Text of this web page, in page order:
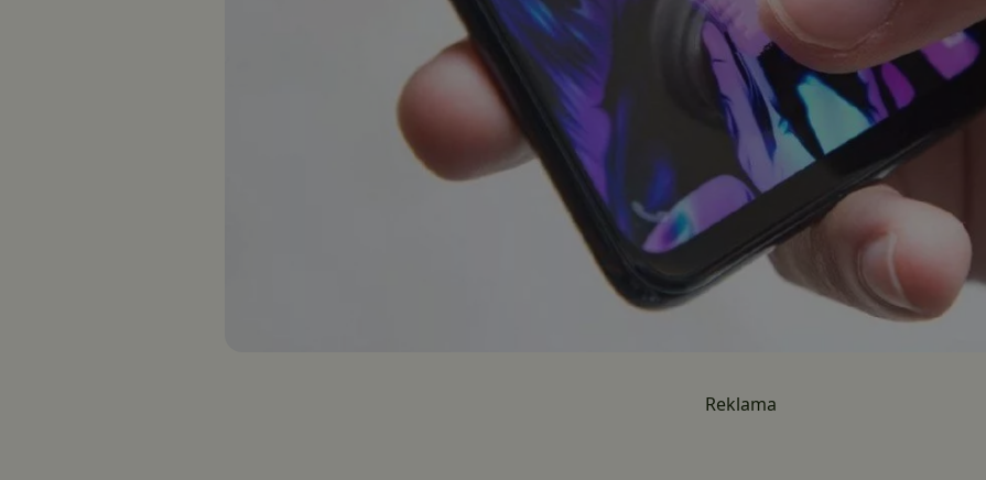
Reklama